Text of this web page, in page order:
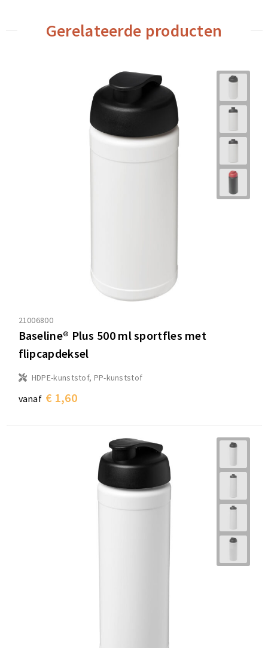
Gerelateerde producten
21006800
Baseline® Plus 500 ml sportfles met
flipcapdeksel
HDPE-kunststof, PP-kunststof
vanaf € 1,60